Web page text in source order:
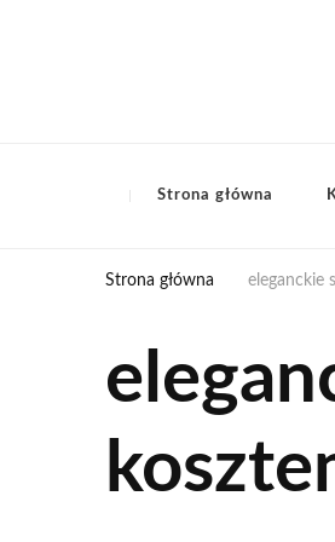
Strona główna
Strona główna eleganckie